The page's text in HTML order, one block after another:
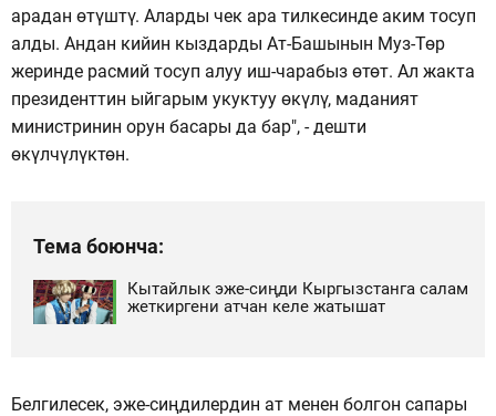
арадан өтүштү. Аларды чек ара тилкесинде аким тосуп
алды. Андан кийин кыздарды Ат-Башынын Муз-Төр
жеринде расмий тосуп алуу иш-чарабыз өтөт. Ал жакта
президенттин ыйгарым укуктуу өкүлү, маданият
министринин орун басары да бар", - дешти
өкүлчүлүктөн.
Тема боюнча:
Кытайлык эже-сиңди Кыргызстанга салам
жеткиргени атчан келе жатышат
Белгилесек, эже-сиңдилердин ат менен болгон сапары